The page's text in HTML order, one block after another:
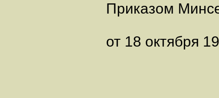
Приказом
от 18 октября